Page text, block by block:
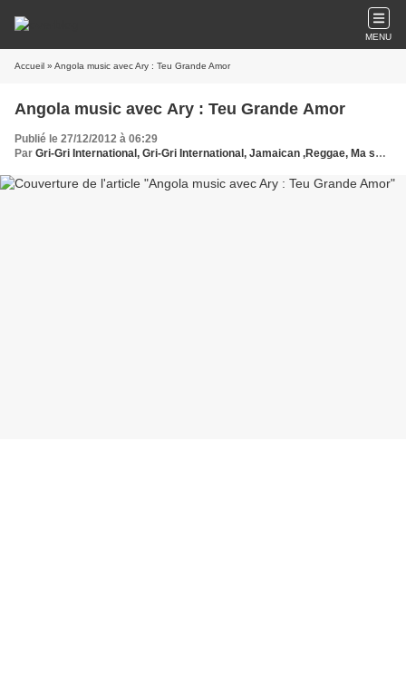
MENU
Accueil » Angola music avec Ary : Teu Grande Amor
Angola music avec Ary : Teu Grande Amor
Publié le 27/12/2012 à 06:29
Par Gri-Gri International, Gri-Gri International, Jamaican ,Reggae, Ma solange oussou, New York, Blues, France, Love Paris, Music, Afrique, Sony, Hollywood, Angola, Europe